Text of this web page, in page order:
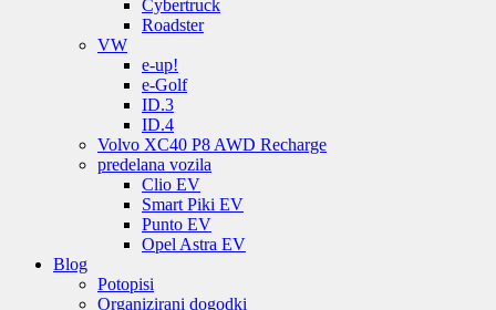
Cybertruck
Roadster
VW
e-up!
e-Golf
ID.3
ID.4
Volvo XC40 P8 AWD Recharge
predelana vozila
Clio EV
Smart Piki EV
Punto EV
Opel Astra EV
Blog
Potopisi
Organizirani dogodki